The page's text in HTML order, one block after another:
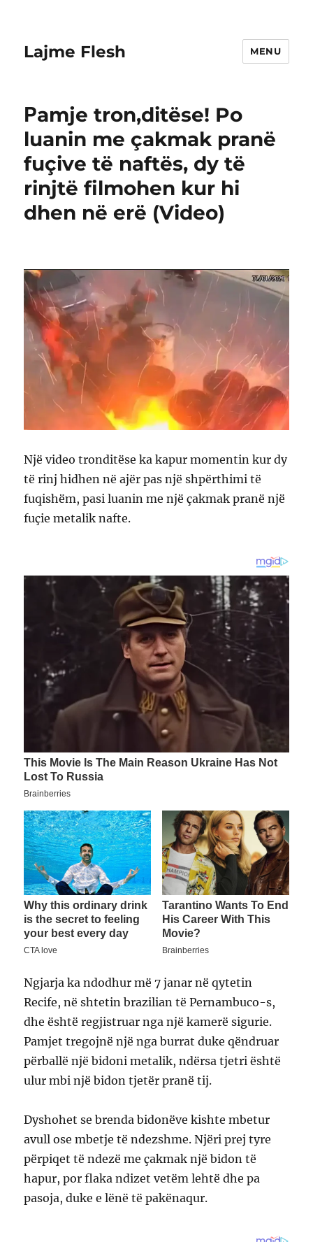
Lajme Flesh MENU
Ρamje tron,ditëse! Po
luanin me çakmak pranë
fuçive të naftës, dy të
rinjtë filmohen kur hi
dhen në erë (Video)
Një video tronditëse ka kapur momentin kur dy
të rinj hidhen në ajër pas një shpërthimi të
fuqishëm, pasi luanin me një çakmak pranë një
fuçie metalik nafte.
Ngjarja ka ndodhur më 7 janar në qytetin
Recife, në shtetin brazilian të Pernambuco-s,
dhe është regjistruar nga një kamerë sigurie.
Pamjet tregojnë një nga burrat duke qëndruar
përballë një bidoni metalik, ndërsa tjetri është
ulur mbi një bidon tjetër pranë tij.
Dyshohet se brenda bidonëve kishte mbetur
avull ose mbetje të ndezshme. Njëri prej tyre
përpiqet të ndezë me çakmak një bidon të
hapur, por flaka ndizet vetëm lehtë dhe pa
pasoja, duke e lënë të pakënaqur.